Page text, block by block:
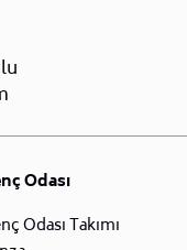
Odası
Odası Takımı